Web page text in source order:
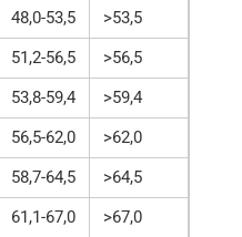
48,0-53,5
>53,5
51,2-56,5
>56,5
53,8-59,4
>59,4
56,5-62,0
>62,0
58,7-64,5
>64,5
61,1-67,0
>67,0